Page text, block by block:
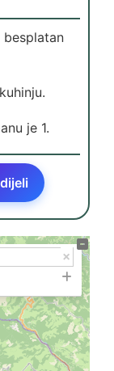
besplatan
je 1.